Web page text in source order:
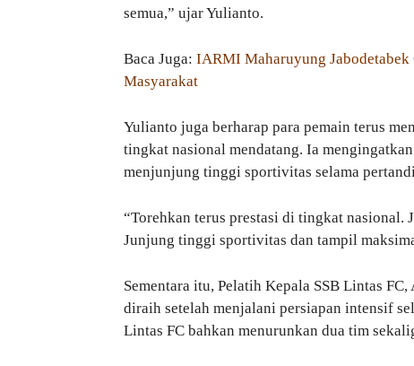
semua,” ujar Yulianto.
Baca Juga: IARMI Maharuyung
Masyarakat
Yulianto juga berharap para pemain terus
tingkat nasional mendatang. Ia
menjunjung tinggi sportivitas selama
“Torehkan terus prestasi di tingkat nasional.
Junjung tinggi sportivitas dan tampil
Sementara itu, Pelatih Kepala SSB Lintas
diraih setelah menjalani persiapan intensif
Lintas FC bahkan menurunkan dua tim